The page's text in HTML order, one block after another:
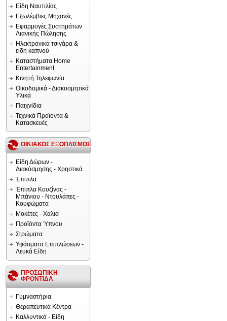
Είδη Ναυτιλίας
Εξωλέμβιες Μηχανές
Εφαρμογές Συστημάτων
Λιανικής Πώλησης
Ηλεκτρονικά τσιγάρα &
είδη καπνού
Καταστήματα Home
Entertainment
Κινητή Τηλεφωνία
Οικοδομικά - Διακοσμητικά
Υλικά
Παιχνίδια
Τεχνικά Προϊόντα &
Κατασκευές
ΟΙΚΙΑΚΟΣ ΕΞΟΠΛΙΣΜΟΣ
Είδη Δώρων -
Διακόσμησης - Χρηστικά
Έπιπλα
Έπιπλα Κουζίνας -
Μπάνιου - Ντουλάπες -
Κουφώματα
Μοκέτες - Χαλιά
Προϊόντα Ύπνου
Στρώματα
Υφάσματα Επιπλώσεων -
Λευκά Είδη
ΠΡΟΣΩΠΙΚΗ
ΦΡΟΝΤΙΔΑ
Γυμναστήρια
Θεραπευτικά Κέντρα
Καλλυντικά - Είδη